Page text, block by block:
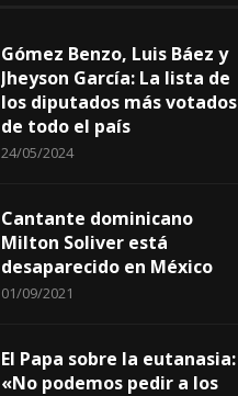
Gómez Benzo, Luis Báez y
Jheyson García: La lista de
los diputados más votados
de todo el país
24/05/2024
Cantante dominicano
Milton Soliver está
desaparecido en México
01/09/2021
El Papa sobre la eutanasia:
«No podemos pedir a los